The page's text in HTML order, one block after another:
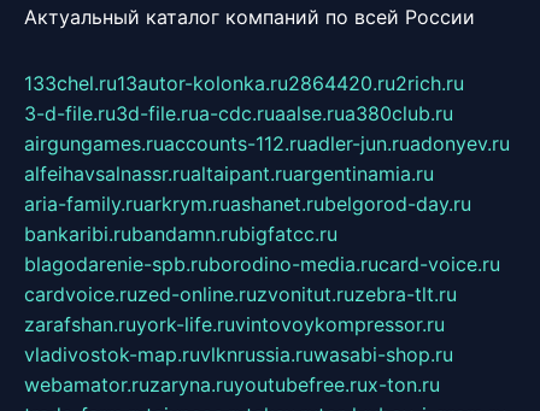
Актуальный каталог компаний по всей России
133chel.ru13autor-kolonka.ru2864420.ru2rich.ru
3-d-file.ru3d-file.rua-cdc.ruaalse.rua380club.ru
airgungames.ruaccounts-112.ruadler-jun.ruadonyev.ru
alfeihavsalnassr.rualtaipant.ruargentinamia.ru
aria-family.ruarkrym.ruashanet.rubelgorod-day.ru
bankaribi.rubandamn.rubigfatcc.ru
blagodarenie-spb.ruborodino-media.rucard-voice.ru
cardvoice.ruzed-online.ruzvonitut.ruzebra-tlt.ru
zarafshan.ruyork-life.ruvintovoykompressor.ru
vladivostok-map.ruvlknrussia.ruwasabi-shop.ru
webamator.ruzaryna.ruyoutubefree.rux-ton.ru